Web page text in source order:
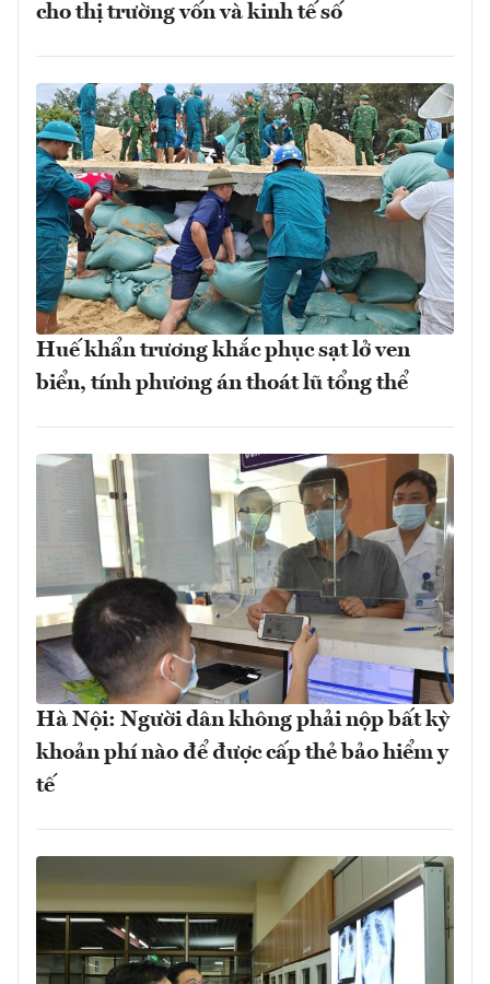
cho thị trường vốn và kinh tế số
Huế khẩn trương khắc phục sạt lở ven
biển, tính phương án thoát lũ tổng thể
Hà Nội: Người dân không phải nộp bất kỳ
khoản phí nào để được cấp thẻ bảo hiểm y
tế